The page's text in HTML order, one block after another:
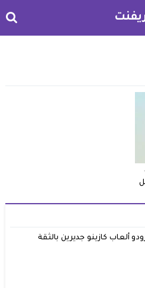
ألعاب كازينو جديرين بالثقة